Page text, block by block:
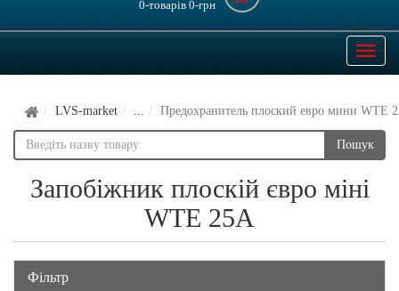
0-товарів 0-грн
Open
LVS-market ... Предохранитель плоский евро мини WTE
Пошук
Запобіжник плоскій євро міні
WTE 25A
Фільтр